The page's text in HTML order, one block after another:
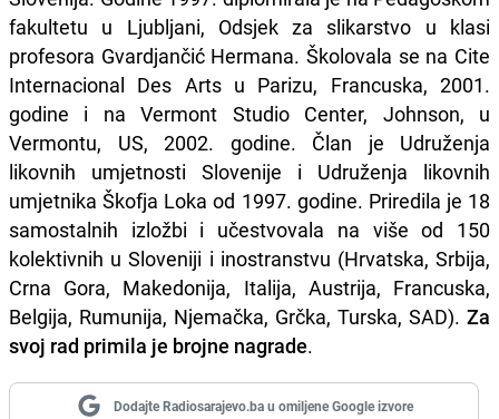
fakultetu u Ljubljani, Odsjek za slikarstvo u klasi
profesora Gvardjančić Hermana. Školovala se na Cite
Internacional Des Arts u Parizu, Francuska, 2001.
godine i na Vermont Studio Center, Johnson, u
Vermontu, US, 2002. godine. Član je Udruženja
likovnih umjetnosti Slovenije i Udruženja likovnih
umjetnika Škofja Loka od 1997. godine. Priredila je 18
samostalnih izložbi i učestvovala na više od 150
kolektivnih u Sloveniji i inostranstvu (Hrvatska, Srbija,
Crna Gora, Makedonija, Italija, Austrija, Francuska,
Belgija, Rumunija, Njemačka, Grčka, Turska, SAD). Za
svoj rad primila je brojne nagrade.
Dodajte Radiosarajevo.ba u omiljene Google izvore